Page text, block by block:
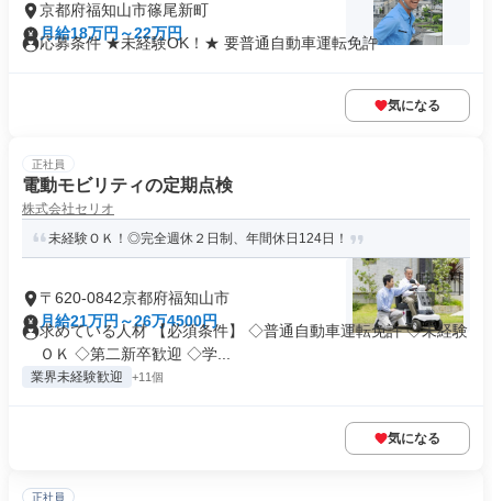
京都府福知山市篠尾新町
月給18万円～22万円
応募条件 ★未経験OK！★ 要普通自動車運転免許
気になる
正社員
電動モビリティの定期点検
株式会社セリオ
未経験ＯＫ！◎完全週休２日制、年間休日124日！
〒620-0842京都府福知山市
月給21万円～26万4500円
求めている人材 【必須条件】 ◇普通自動車運転免許 ◇未経験
ＯＫ ◇第二新卒歓迎 ◇学...
業界未経験歓迎 +11個
気になる
正社員